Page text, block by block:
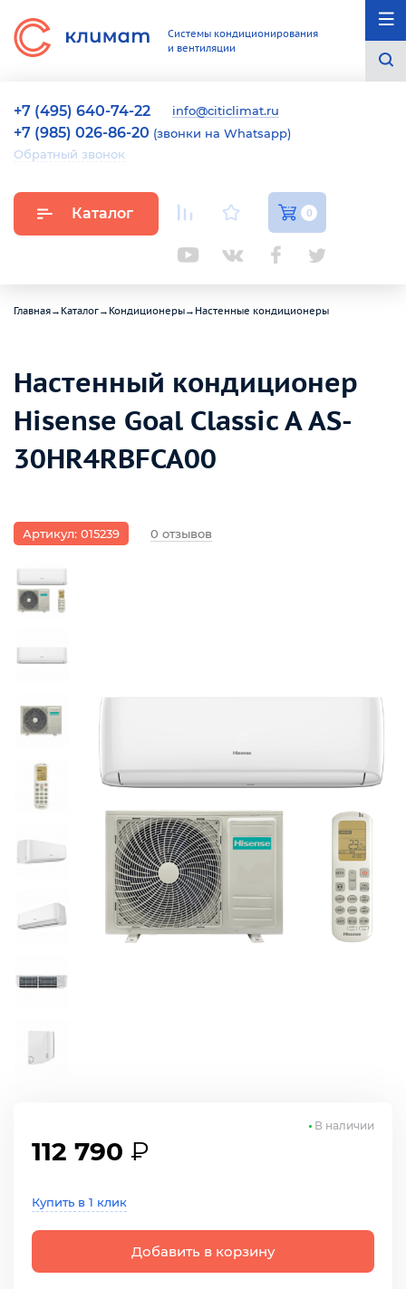
Системы кондиционирования
и вентиляции
+7 (495) 640-74-22 info@citiclimat.ru
+7 (985) 026-86-20 (звонки на Whatsapp)
Обратный звонок
Каталог 0
Главная→ Каталог→ Кондиционеры→ Настенные кондиционеры
Настенный кондиционер
Hisense Goal Classic A AS-
30HR4RBFCA00
Артикул: 015239 0 отзывов
112 790 ₽
Купить в 1 клик
Добавить в корзину
В наличии